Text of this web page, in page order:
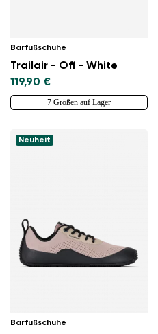
Barfußschuhe
Trailair - Off - White
119,90 €
7 Größen auf Lager
Neuheit
Barfußschuhe